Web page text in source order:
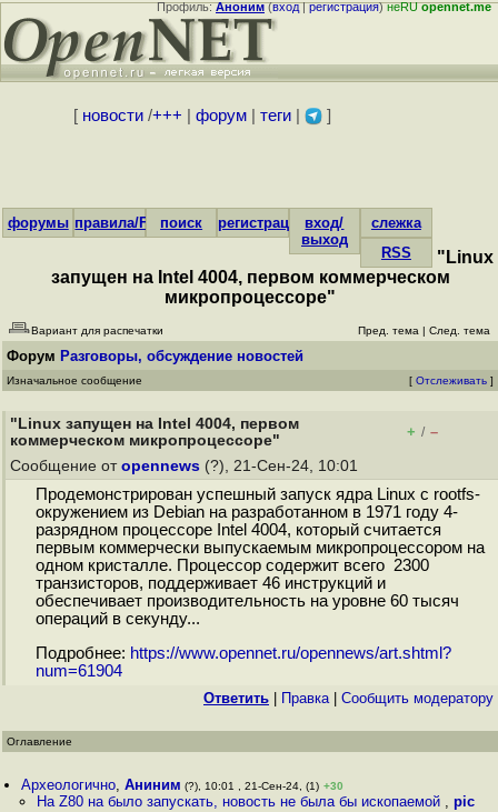
Профиль:Аноним(вход|регистрация)неRUopennet.me
[ новости/+++ форум| теги| ]
форумы правила/FAQпоиск регистрациявход/
выход
слежка
RSS
"Linux
запущен на Intel 4004, первом коммерческом
микропроцессоре"
Вариант для распечатки Пред. тема | След. тема
Форум Разговоры, обсуждение новостей
Изначальное сообщение [ Отслеживать ]
"Linux запущен на Intel 4004, первом
коммерческом микропроцессоре"
+ / –
Сообщение от opennews (?), 21-Сен-24, 10:01
Продемонстрирован успешный запуск ядра Linux с rootfs-
окружением из Debian на разработанном в 1971 году 4-
разрядном процессоре Intel 4004, который считается
первым коммерчески выпускаемым микропроцессором на
одном кристалле. Процессор содержит всего 2300
транзисторов, поддерживает 46 инструкций и
обеспечивает производительность на уровне 60 тысяч
операций в секунду...
Подробнее: https://www.opennet.ru/opennews/art.shtml?
num=61904
Ответить Правка| Cообщить модератору
Оглавление
Археологично,Аниним (?), 10:01 , 21-Сен-24, (1) +30
На Z80 на было запускать, новость не была бы ископаемой , pic